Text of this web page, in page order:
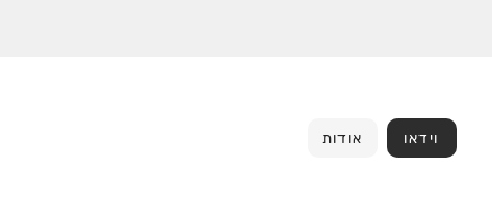
וידאו אודות